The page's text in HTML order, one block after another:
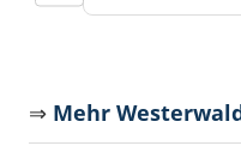
⇒ Mehr